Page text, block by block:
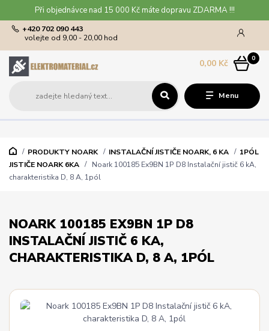
Při objednávce nad 15 000 Kč máte dopravu ZDARMA !!!
Menu
+420 702 090 443
volejte od 9,00 - 20,00 hod
0
0,00 Kč
PRODUKTY NOARK INSTALAČNÍ JISTIČE NOARK, 6 KA
1PÓL
JISTIČE NOARK 6KA
Noark 100185 Ex9BN 1P D8 Instalační jistič 6 kA,
charakteristika D, 8 A, 1pól
NOARK 100185 EX9BN 1P D8
INSTALAČNÍ JISTIČ 6 KA,
CHARAKTERISTIKA D, 8 A, 1PÓL